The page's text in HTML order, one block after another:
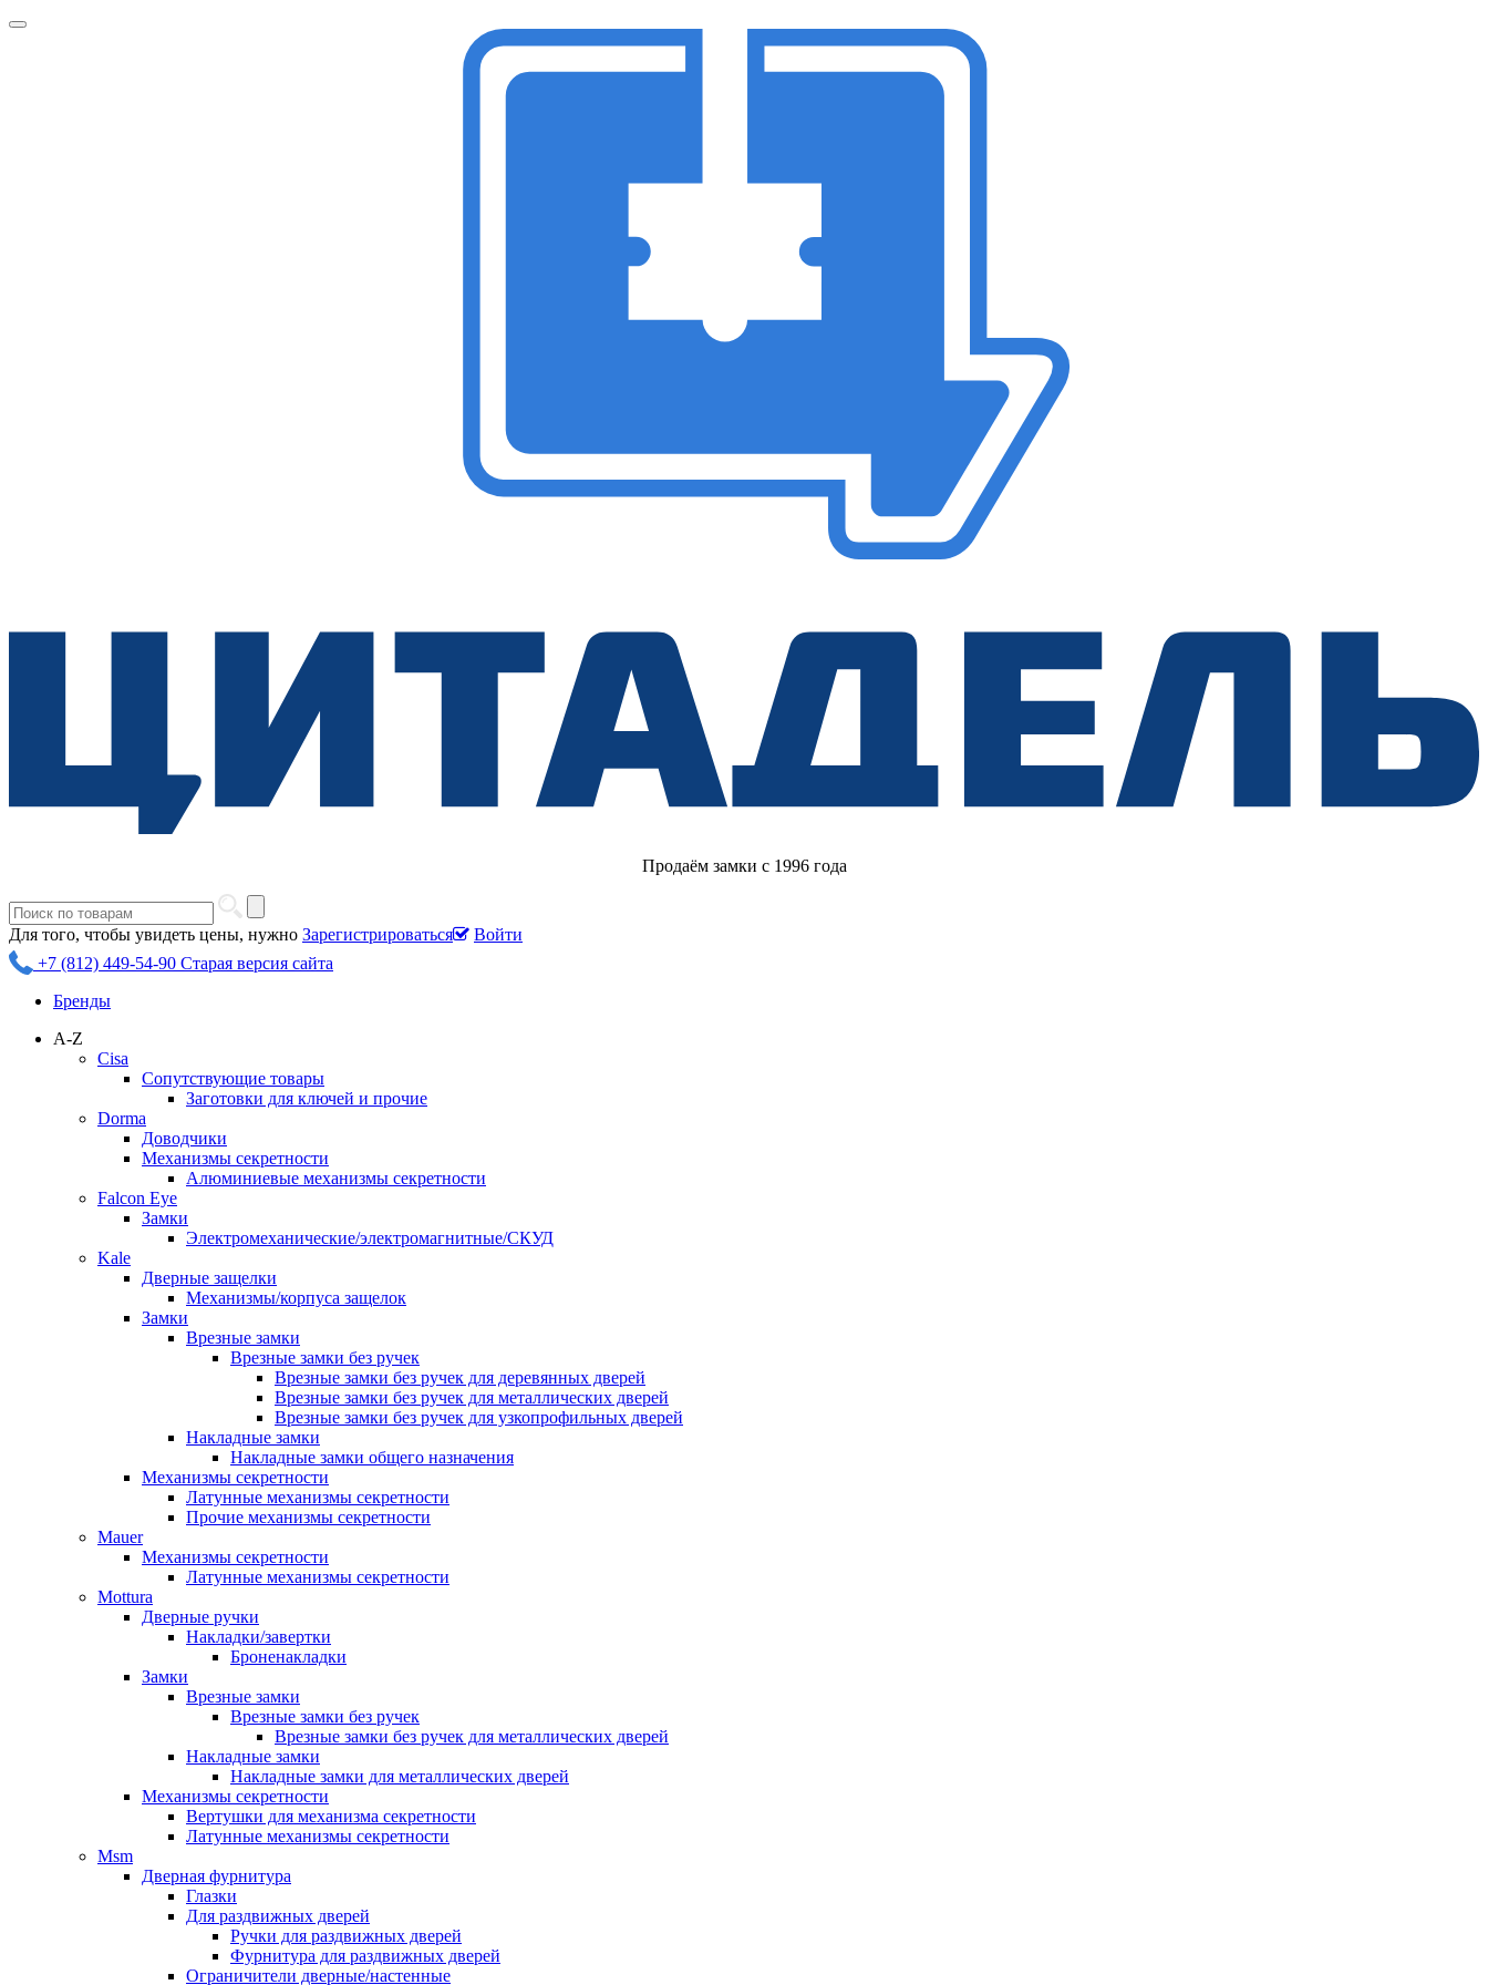
Продаём замки с 1996 года
Для того, чтобы увидеть цены, нужно Зарегистрироваться
Войти
+7 (812) 449-54-90 Старая версия сайта
Бренды
A-Z
Cisa
Сопутствующие товары
Заготовки для ключей и прочие
Dorma
Доводчики
Механизмы секретности
Алюминиевые механизмы секретности
Falcon Eye
Замки
Электромеханические/электромагнитные/СКУД
Kale
Дверные защелки
Механизмы/корпуса защелок
Замки
Врезные замки
Врезные замки без ручек
Врезные замки без ручек для деревянных дверей
Врезные замки без ручек для металлических дверей
Врезные замки без ручек для узкопрофильных дверей
Накладные замки
Накладные замки общего назначения
Механизмы секретности
Латунные механизмы секретности
Прочие механизмы секретности
Mauer
Механизмы секретности
Латунные механизмы секретности
Mottura
Дверные ручки
Накладки/завертки
Броненакладки
Замки
Врезные замки
Врезные замки без ручек
Врезные замки без ручек для металлических дверей
Накладные замки
Накладные замки для металлических дверей
Механизмы секретности
Вертушки для механизма секретности
Латунные механизмы секретности
Msm
Дверная фурнитура
Глазки
Для раздвижных дверей
Ручки для раздвижных дверей
Фурнитура для раздвижных дверей
Ограничители дверные/настенные